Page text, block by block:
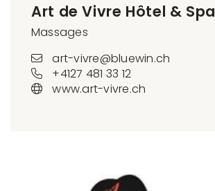
Art de Vivre Hôtel & Spa
Massages
art-vivre@bluewin.ch
+4127 481 33 12
www.art-vivre.ch